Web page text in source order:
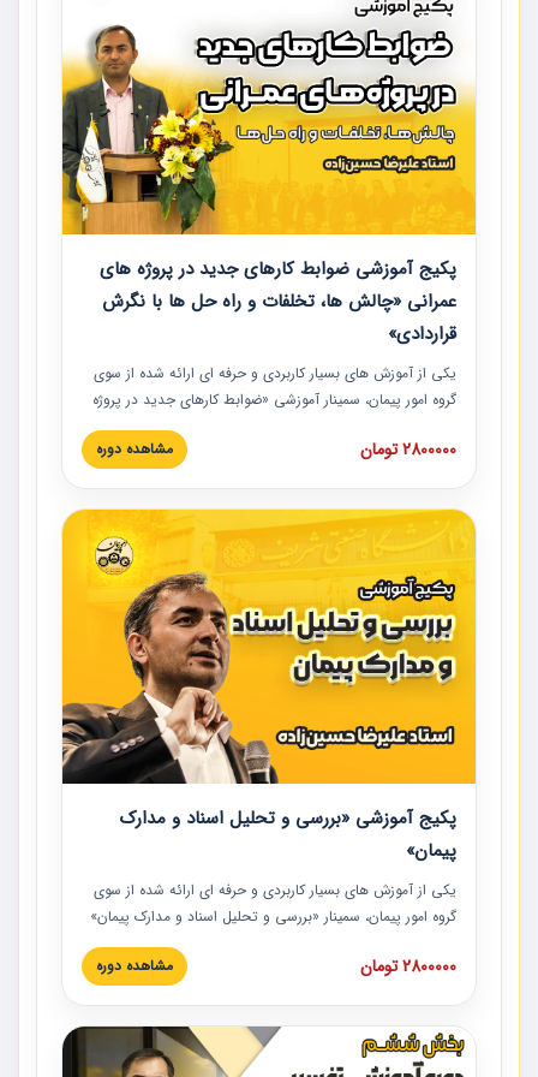
پکیج آموزشی ضوابط کارهای جدید در پروژه های
عمرانی «چالش ها، تخلفات و راه حل ها با نگرش
قراردادی»
یکی از آموزش‏‏‏‏‏‏ های بسیار کاربردی و حرفه‏ ای ارائه شده از سوی
گروه امور پیمان، سمینار آموزشی «ضوابط کارهای جدید در پروژه
های عمرانی» چالش ها، تخلفات و راه حل ها با نگرش قراردادی
است که در محل سندیکای شرکت های ساختمانی کشور ارائه شد.
مدارک پیمان به همراه تجربیات عملی ارائه شده است.
2800000 تومان مشاهده دوره
پکیج آموزشی «بررسی و تحلیل اسناد و مدارک
پیمان»
یکی از آموزش‏‏‏‏‏‏ های بسیار کاربردی و حرفه‏ ای ارائه شده از سوی
گروه امور پیمان، سمینار «بررسی و تحلیل اسناد و مدارک پیمان»
است که در دانشگاه صنعتی شریف ارائه شد. در این آموزش
نکات کلیدی مربوط به اسناد و مدارک پیمان، اولویت بندی اسناد
پیمان به همراه تجربیات عملی در این خصوص ارائه شده است.
2800000 تومان مشاهده دوره